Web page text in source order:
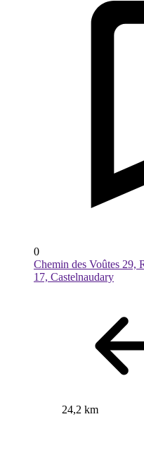
0
Chemin des Voûtes 29,
17, Castelnaudary
24,2 km